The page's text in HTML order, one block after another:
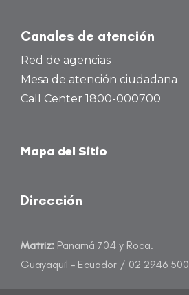
Canales de atención
Red de agencias
Mesa de atención ciudadana
Call Center 1800-000700
Mapa del Sitio
Dirección
Matriz: Panamá 704 y Roca.
Guayaquil – Ecuador / 02 2946 500